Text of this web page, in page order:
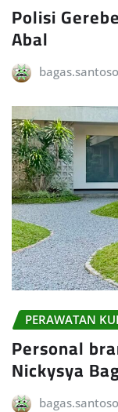
Polisi
Abal
bagas.santoso
PERAWATAN
Personal
Nickysya
bagas.santoso